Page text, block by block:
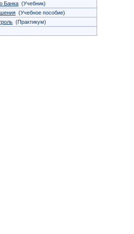
Банка (Учебник)
(Учебное пособие)
(Практикум)